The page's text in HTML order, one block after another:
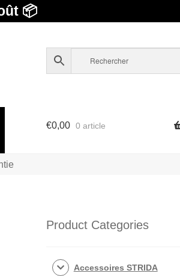
📦
€0,00 0 article
Product Categories
Accessoires STRIDA